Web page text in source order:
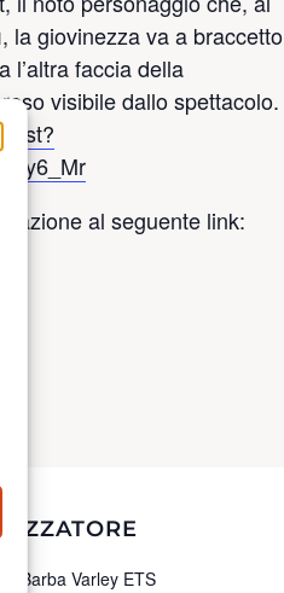
la giovinezza va a braccetto
l’altra faccia della
visibile dallo spettacolo.
al seguente link:
Barba Varley ETS